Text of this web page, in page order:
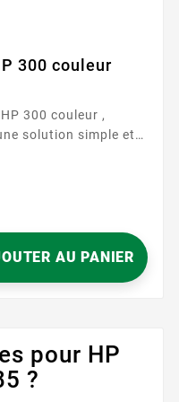
300 couleur
solution simple et
Conçue
utilisant la
le bureau, elle vous
AU PANIER
pour HP
?